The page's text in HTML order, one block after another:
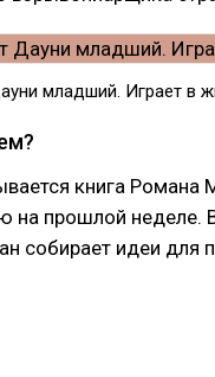
младший. Играет в
книга
на прошлой неделе.
собирает идеи для